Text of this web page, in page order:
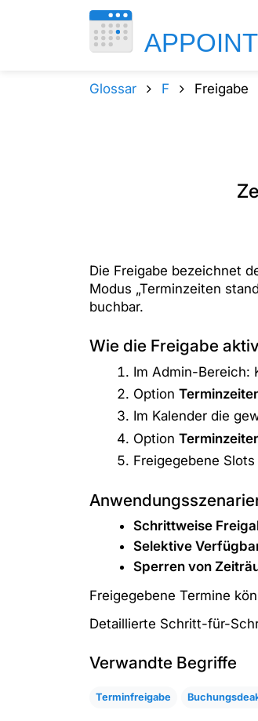
Glossar F Freigabe
Die Freigabe bezeichnet
Modus „Terminzeiten
buchbar.
Wie die Freigabe
Im Admin-Bereich:
Option
Im Kalender die
Option
Freigegebene
Schrittweise
Selektive
Sperren von
Freigegebene Termine
Detaillierte Schritt-für-
Verwandte Begriffe
Terminfreigabe